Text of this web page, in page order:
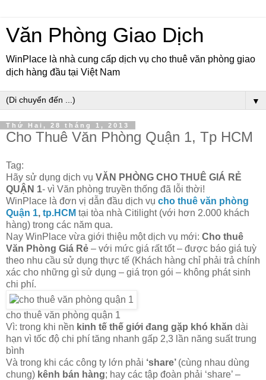
Văn Phòng Giao Dịch
WinPlace là nhà cung cấp dịch vụ cho thuê văn phòng giao
dịch hàng đầu tại Việt Nam
▼
Thứ Hai, 28 tháng 1, 2013
Cho Thuê Văn Phòng Quận 1, Tp HCM
Tag:
Hãy sử dụng dịch vụ VĂN PHÒNG CHO THUÊ GIÁ RẺ
QUẬN 1- vì Văn phòng truyền thống đã lỗi thời!
WinPlace là đơn vị dẫn đầu dịch vụ cho thuê văn phòng
Quận 1, tp.HCM tại tòa nhà Citilight (với hơn 2.000 khách
hàng) trong các năm qua.
Nay WinPlace vừa giới thiệu một dịch vụ mới: Cho thuê
Văn Phòng Giá Rẻ – với mức giá rất tốt – được báo giá tuỳ
theo nhu cầu sử dụng thực tế (Khách hàng chỉ phải trả chính
xác cho những gì sử dụng – giá trọn gói – không phát sinh
chi phí.
cho thuê văn phòng quận 1
Vì: trong khi nền kinh tế thế giới đang gặp khó khăn dài
hạn vì tốc độ chi phí tăng nhanh gấp 2,3 lần năng suất trung
bình
Và trong khi các công ty lớn phải ‘share’ (cùng nhau dùng
chung) kênh bán hàng; hay các tập đoàn phải ‘share’ –